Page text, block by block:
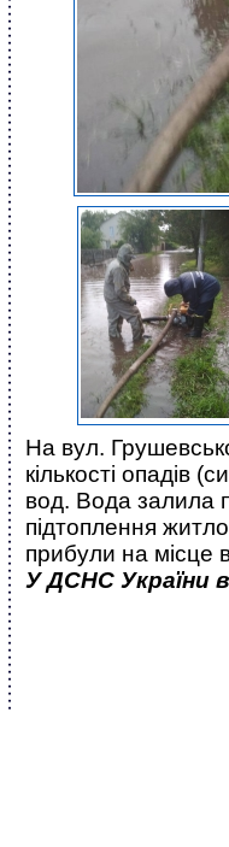
На вул.
кількості опадів
вод. Вода залила
підтоплення
прибули на місце
У ДСНС України